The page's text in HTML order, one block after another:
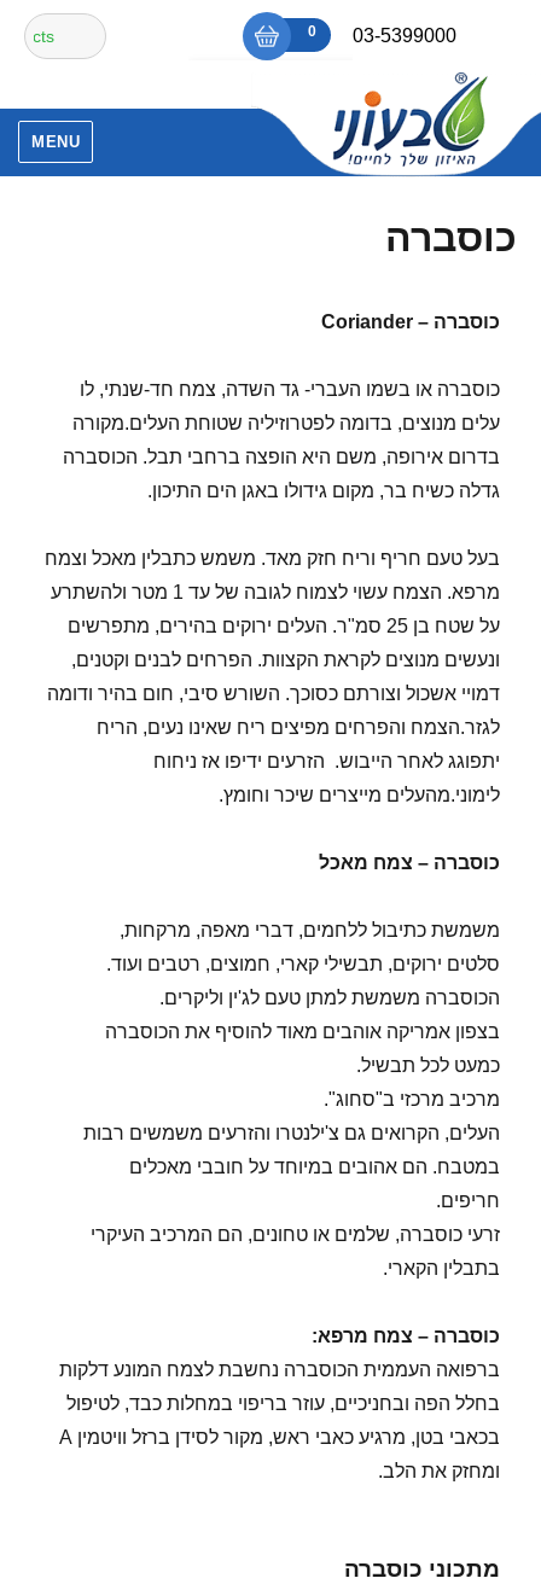
content
03-5399000
₪0
0
אין מוצרים בסל הקניות.
חיפוש
עבור:
MENU
כוסברה
כוסברה –Coriander
כוסברה או בשמו העברי- גד השדה, צמח חד-שנתי, לו
עלים מנוצים, בדומה לפטרוזיליה שטוחת העלים.מקורה
בדרום אירופה, משם היא הופצה ברחבי תבל. הכוסברה
גדלה כשיח בר, מקום גידולו באגן הים התיכון.
בעל טעם חריף וריח חזק מאד. משמש כתבלין מאכל וצמח
מרפא. הצמח עשוי לצמוח לגובה של עד 1 מטר ולהשתרע
על שטח בן 25 סמ"ר. העלים ירוקים בהירים, מתפרשים
ונעשים מנוצים לקראת הקצוות. הפרחים לבנים וקטנים,
דמויי אשכול וצורתם כסוכך. השורש סיבי, חום בהיר ודומה
לגזר.הצמח והפרחים מפיצים ריח שאינו נעים, הריח
יתפוגג לאחר הייבוש. הזרעים ידיפו אז ניחוח
לימוני.מהעלים מייצרים שיכר וחומץ.
כוסברה – צמח מאכל
משמשת כתיבול ללחמים, דברי מאפה, מרקחות,
סלטים ירוקים, תבשילי קארי, חמוצים, רטבים ועוד.
הכוסברה משמשת למתן טעם לג'ין וליקרים.
בצפון אמריקה אוהבים מאוד להוסיף את הכוסברה
כמעט לכל תבשיל.
מרכיב מרכזי ב"סחוג".
העלים, הקרואים גם צ'ילנטרו והזרעים משמשים רבות
במטבח. הם אהובים במיוחד על חובבי מאכלים
חריפים.
זרעי כוסברה, שלמים או טחונים, הם המרכיב העיקרי
בתבלין הקארי.
כוסברה – צמח מרפא:
ברפואה העממית הכוסברה נחשבת לצמח המונע דלקות
בחלל הפה ובחניכיים, עוזר בריפוי במחלות כבד, לטיפול
בכאבי בטן, מרגיע כאבי ראש, מקור לסידן ברזל וויטמין A
ומחזק את הלב.
מתכוני כוסברה